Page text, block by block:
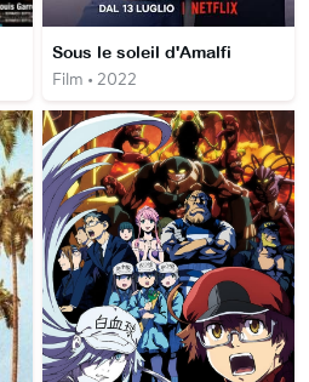
Sous le soleil d'Amalfi
Film • 2022